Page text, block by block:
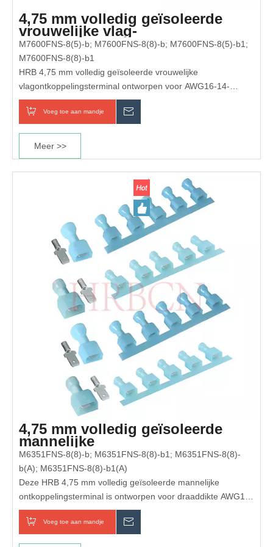
4,75 mm volledig geïsoleerde
vrouwelijke vlag-
ontkoppelingsterminal (AWG 16-
14)
M7600FNS-8(5)-b; M7600FNS-8(8)-b; M7600FNS-8(5)-b1;
M7600FNS-8(8)-b1
HRB 4,75 mm volledig geïsoleerde vrouwelijke
vlagontkoppelingsterminal ontworpen voor AWG16-14-
draden. Rechthoekig vlagontwerp voor eenvoudige plaatsing
en beperkte installatieruimte. Vertind messing contact en
betrouwbare prestaties. Perfect voor kabelboomoplossingen
voor auto's, huishoudelijke apparaten en industriële
middenstroomkabels.
Voeg toe aan mandje
Meer >>
4,75 mm volledig geïsoleerde
mannelijke
ontkoppelingsterminal (AWG16-
14)
M6351FNS-8(8)-b; M6351FNS-8(8)-b1; M6351FNS-8(8)-
b(A); M6351FNS-8(8)-b1(A)
Deze HRB 4,75 mm volledig geïsoleerde mannelijke
ontkoppelingsterminal is ontworpen voor draaddikte AWG16-
14. Gemaakt van hoogwaardig vertind messing, levert het
uitstekende elektrische geleidbaarheid, oxidatieweerstand en
Voeg toe aan mandje